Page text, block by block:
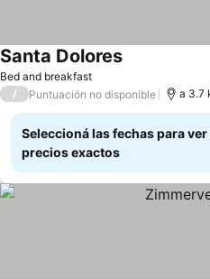
Bed and breakfast
Santa DoloresVer precios
/ Puntuación no disponible a 3.7
Seleccioná las fechas para
precios exactos